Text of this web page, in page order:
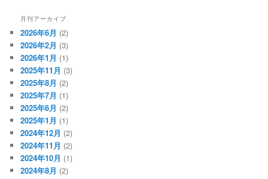
月刊アーカイブ
2026年6月 (2)
2026年2月 (3)
2026年1月 (1)
2025年11月 (3)
2025年8月 (2)
2025年7月 (1)
2025年6月 (2)
2025年1月 (1)
2024年12月 (2)
2024年11月 (2)
2024年10月 (1)
2024年8月 (2)